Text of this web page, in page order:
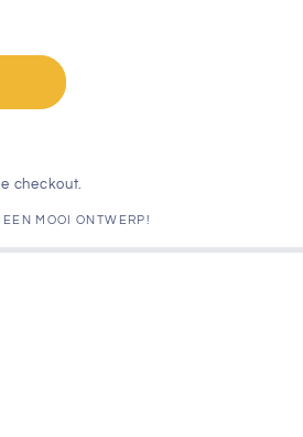
checkout.
MOOI ONTWERP!